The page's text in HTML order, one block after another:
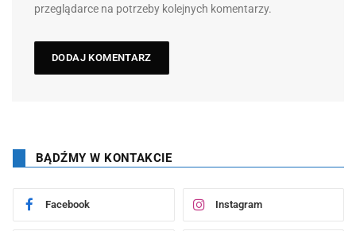
przeglądarce na potrzeby kolejnych komentarzy.
BĄDŹMY W KONTAKCIE
Facebook Instagram